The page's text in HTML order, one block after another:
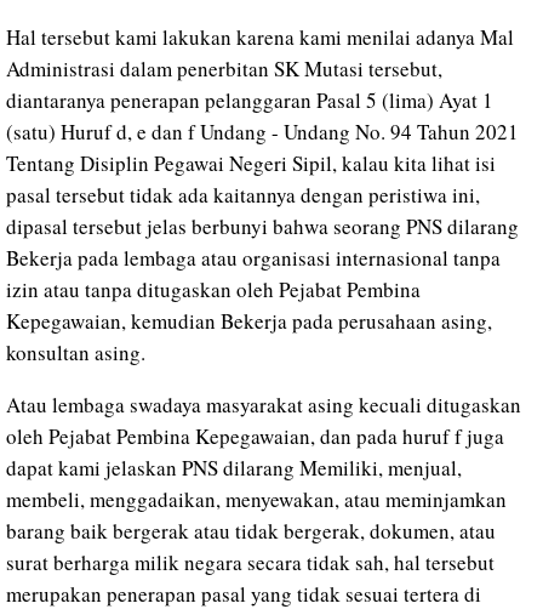
Hal tersebut kami lakukan karena kami menilai adanya Mal
Administrasi dalam penerbitan SK Mutasi tersebut,
diantaranya penerapan pelanggaran Pasal 5 (lima) Ayat 1
(satu) Huruf d, e dan f Undang - Undang No. 94 Tahun 2021
Tentang Disiplin Pegawai Negeri Sipil, kalau kita lihat isi
pasal tersebut tidak ada kaitannya dengan peristiwa ini,
dipasal tersebut jelas berbunyi bahwa seorang PNS dilarang
Bekerja pada lembaga atau organisasi internasional tanpa
izin atau tanpa ditugaskan oleh Pejabat Pembina
Kepegawaian, kemudian Bekerja pada perusahaan asing,
konsultan asing.
Atau lembaga swadaya masyarakat asing kecuali ditugaskan
oleh Pejabat Pembina Kepegawaian, dan pada huruf f juga
dapat kami jelaskan PNS dilarang Memiliki, menjual,
membeli, menggadaikan, menyewakan, atau meminjamkan
barang baik bergerak atau tidak bergerak, dokumen, atau
surat berharga milik negara secara tidak sah, hal tersebut
merupakan penerapan pasal yang tidak sesuai tertera di